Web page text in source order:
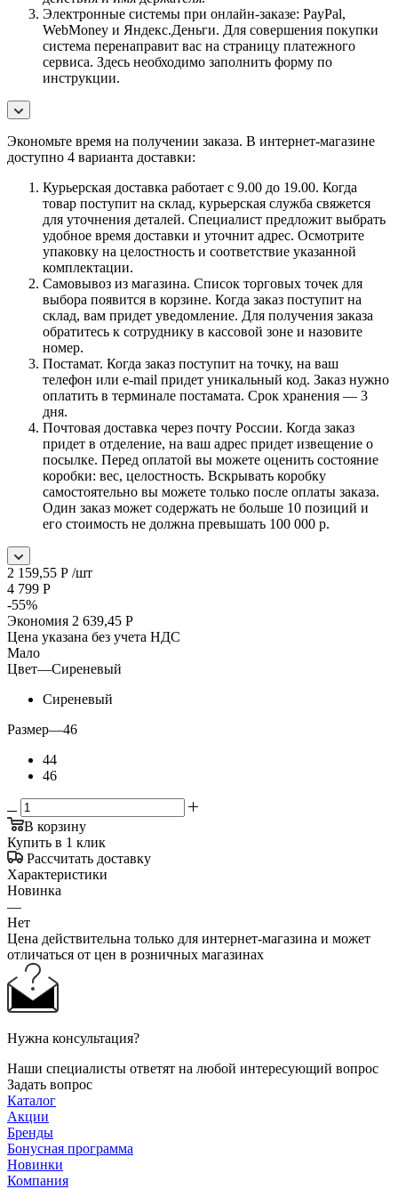
Электронные системы при онлайн-заказе: PayPal,
WebMoney и Яндекс.Деньги. Для совершения покупки
система перенаправит вас на страницу платежного
сервиса. Здесь необходимо заполнить форму по
инструкции.
Экономьте время на получении заказа. В интернет-магазине
доступно 4 варианта доставки:
Курьерская доставка работает с 9.00 до 19.00. Когда
товар поступит на склад, курьерская служба свяжется
для уточнения деталей. Специалист предложит выбрать
удобное время доставки и уточнит адрес. Осмотрите
упаковку на целостность и соответствие указанной
комплектации.
Самовывоз из магазина. Список торговых точек для
выбора появится в корзине. Когда заказ поступит на
склад, вам придет уведомление. Для получения заказа
обратитесь к сотруднику в кассовой зоне и назовите
номер.
Постамат. Когда заказ поступит на точку, на ваш
телефон или e-mail придет уникальный код. Заказ нужно
оплатить в терминале постамата. Срок хранения — 3
дня.
Почтовая доставка через почту России. Когда заказ
придет в отделение, на ваш адрес придет извещение о
посылке. Перед оплатой вы можете оценить состояние
коробки: вес, целостность. Вскрывать коробку
самостоятельно вы можете только после оплаты заказа.
Один заказ может содержать не больше 10 позиций и
его стоимость не должна превышать 100 000 р.
2 159,55 Р /шт
4 799 Р
-55%
Экономия 2 639,45 Р
Цена указана без учета НДС
Мало
Цвет—Сиреневый
Сиреневый
Размер—46
44
46
В корзину
Купить в 1 клик
Рассчитать доставку
Характеристики
Новинка
—
Нет
Цена действительна только для интернет-магазина и может
отличаться от цен в розничных магазинах
Нужна консультация?
Наши специалисты ответят на любой интересующий вопрос
Задать вопрос
Каталог
Акции
Бренды
Бонусная программа
Новинки
Компания